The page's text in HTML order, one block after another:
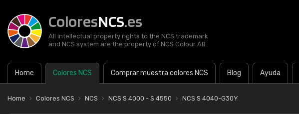
ColoresNCS.es
All intellectual property rights to the NCS trademark
and NCS system are the property of NCS Colour AB
Home Colores NCS Comprar muestra colores NCS Blog Ayuda
Home Colores NCS NCS NCS S 4000 - S 4550 NCS S 4040-G30Y